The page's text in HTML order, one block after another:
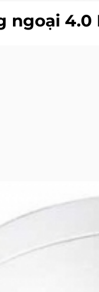
ngoại 4.0